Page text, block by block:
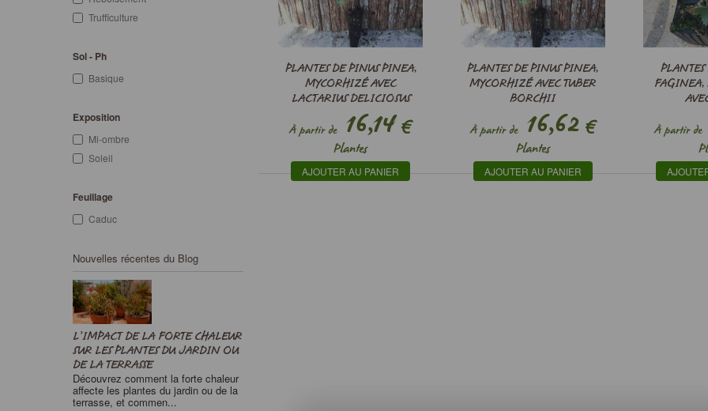
Trufficulture
Sol - Ph
Basique
Exposition
Mi-ombre
Soleil
Feuillage
Caduc
Nouvelles récentes du Blog
L’IMPACT DE LA FORTE CHALEUR
SUR LES PLANTES DU JARDIN OU
DE LA TERRASSE
Découvrez comment la forte chaleur
affecte les plantes du jardin ou de la
terrasse, et commen...
PLANTES DE PINUS PINEA,
MYCORHIZÉ AVEC
LACTARIUS DELICIOSUS
À partir de16,14€
Plantes
AJOUTER AU PANIER
PLANTES DE PINUS PINEA,
MYCORHIZÉ AVEC TUBER
BORCHII
À partir de16,62€
Plantes
AJOUTER AU PANIER
PLANTES
FAGINEA,
À partir de